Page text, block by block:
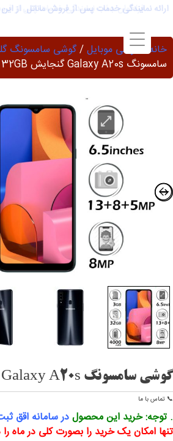
Skip
content
ارائه نمایندگی خدمات پس از فروش ماناتل. از
خانه/گوشی موبایل/گوشی سامسونگ
سامسونگ Galaxy A20s گنجایش 32GB
گوشی سامسونگ Galaxy A20s گنجایش 32GB
📞 تماس با ما
. توجه: خرید این محصولدر سامانه اقق
تنها امکان یک خرید را بصورت کلی در ماه را